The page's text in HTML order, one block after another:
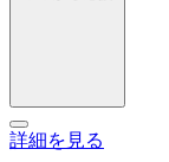
詳細を見る